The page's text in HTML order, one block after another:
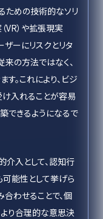
ための技術的なソリ
VR）や拡張現実
ザーにリスクとリタ
の方法ではなく、
。これにより、ビジ
入れることが容易
できるようになるで
介入として、認知行
可能性として挙げら
わせることで、個
り合理的な意思決